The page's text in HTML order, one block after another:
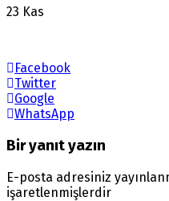
23 Kas
Facebook
Twitter
Google
WhatsApp
Bir yanıt yazın
E-posta adresiniz
işaretlenmişlerdir